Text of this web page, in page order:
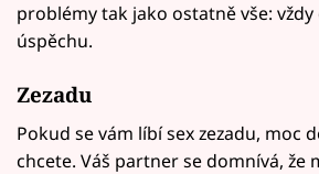
problémy tak jako ostatně vše:
úspěchu.
Zezadu
Pokud se vám líbí sex zezadu, moc
chcete. Váš partner se domnívá, že